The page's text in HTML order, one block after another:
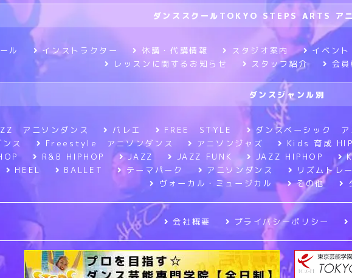
ダンススクールTOKYO STEPS ARTS ア
ル インストラクター 休講・代講情報 スタジオ案内 イベン
レッスンに関するお知らせ
スタッフ紹介 会
ダンスジャンル別
アニソンダンス バレエ FREE STYLE ダンスベーシック ア
ス
Freestyle アニソンダンス アニソンジャズ Kids 育成
R&B HIPHOP JAZZ JAZZ FUNK JAZZ HIPHOP
HEEL BALLET テーマパーク アニソンダンス リズムトレ
ヴォーカル・ミュージカル
その他
会社概要 プライバシーポリシー